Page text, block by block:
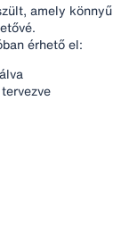
amely könnyű
érhető el: